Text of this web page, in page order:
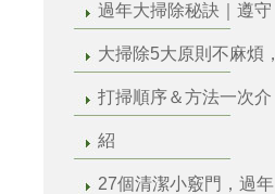
過年大掃除秘訣｜遵守
大掃除5大原則不麻煩，
打掃順序＆方法一次介
紹
27個清潔小竅門，過年